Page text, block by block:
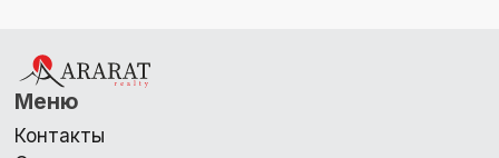
Меню
Контакты